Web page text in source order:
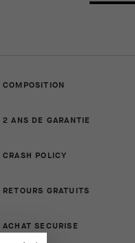
COMPOSITION
2 ANS DE GARANTIE
CRASH POLICY
RETOURS GRATUITS
ACHAT SECURISE